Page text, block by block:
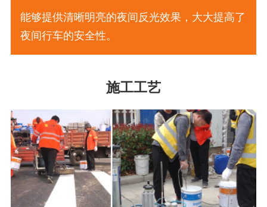
能够提供清晰明亮的夜间反光效果，大大提高了
夜间行车的安全性。
施工工艺